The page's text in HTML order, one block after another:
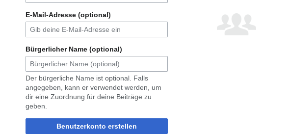
E-Mail-Adresse (optional)
Bürgerlicher Name (optional)
Der bürgerliche Name ist optional. Falls
angegeben, kann er verwendet werden, um
dir eine Zuordnung für deine Beiträge zu
geben.
Benutzerkonto erstellen